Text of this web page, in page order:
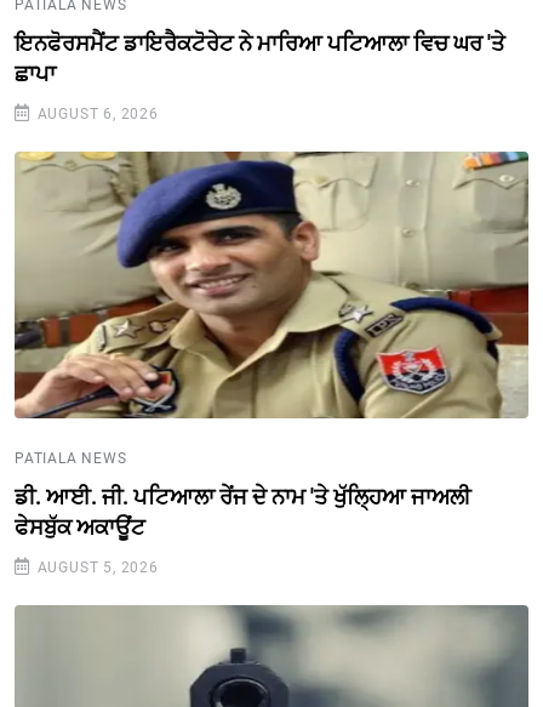
PATIALA NEWS
ਇਨਫੋਰਸਮੈਂਟ ਡਾਇਰੈਕਟੋਰੇਟ ਨੇ ਮਾਰਿਆ ਪਟਿਆਲਾ ਵਿਚ ਘਰ 'ਤੇ
ਛਾਪਾ
AUGUST 6, 2026
PATIALA NEWS
ਡੀ. ਆਈ. ਜੀ. ਪਟਿਆਲਾ ਰੇਂਜ ਦੇ ਨਾਮ 'ਤੇ ਖੁੱਲ੍ਹਿਆ ਜਾਅਲੀ
ਫੇਸਬੁੱਕ ਅਕਾਊਂਟ
AUGUST 5, 2026